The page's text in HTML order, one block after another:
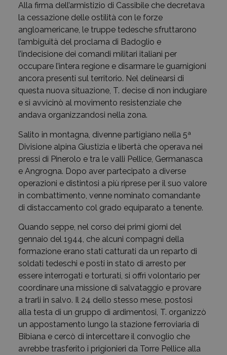
Alla firma dell’armistizio di Cassibile che decretava
la cessazione delle ostilità con le forze
angloamericane, le truppe tedesche sfruttarono
l’ambiguità del proclama di Badoglio e
l’indecisione dei comandi militari italiani per
occupare l’intera regione e disarmare le guarnigioni
ancora presenti sul territorio. Nel delinearsi di
questa nuova situazione, T. decise di non indugiare
e si avvicinò al movimento resistenziale che
andava organizzandosi nella zona.
Salito in montagna, divenne partigiano nella 5ª
Divisione alpina Giustizia e libertà che operava nei
pressi di Pinerolo e tra le valli Pellice, Germanasca
e Angrogna. Dopo aver partecipato a diverse
operazioni e distintosi a più riprese per il suo valore
in combattimento, venne nominato comandante
di distaccamento col grado equiparato a tenente.
Quando seppe, nel corso dei primi giorni del
gennaio del 1944, che alcuni compagni della
formazione erano stati catturati da un reparto di
soldati tedeschi e posti in stato di arresto per
essere interrogati e torturati, si offrì volontario per
coordinare una missione di salvataggio e provare
a trarli in salvo. Il 24 dello stesso mese, postosi
alla testa di un gruppo di ardimentosi, T. organizzò
un appostamento lungo la stazione ferroviaria di
Bibiana e cercò di intercettare il convoglio che
avrebbe trasferito i prigionieri da Torre Pellice alla